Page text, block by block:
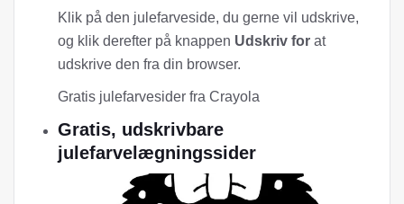
Klik på den julefarveside, du gerne vil udskrive,
og klik derefter på knappen Udskriv for at
udskrive den fra din browser.
Gratis julefarvesider fra Crayola
Gratis, udskrivbare
julefarvelægningssider